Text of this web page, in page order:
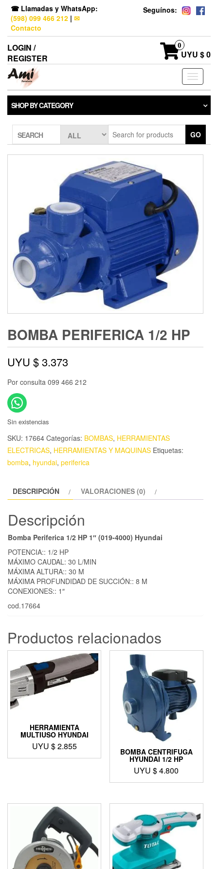
☎ Llamadas y WhatsApp:
(598) 099 466 212 | ✉
Contacto
Seguínos:
LOGIN /
REGISTER
0
UYU $ 0
Toggle
SHOP BY CATEGORY
SEARCH GO
BOMBA PERIFERICA 1/2 HP
UYU $3.373
Por consulta 099 466 212
Sin existencias
SKU: 17664 Categorías: BOMBAS, HERRAMIENTAS
ELECTRICAS, HERRAMIENTAS Y MAQUINAS Etiquetas:
bomba, hyundai, periferica
DESCRIPCIÓN VALORACIONES (0)
Descripción
Bomba Periferica 1/2 HP 1″ (019-4000) Hyundai
POTENCIA:: 1/2 HP
MÁXIMO CAUDAL: 30 L/MIN
MÁXIMA ALTURA:: 30 M
MÁXIMA PROFUNDIDAD DE SUCCIÓN:: 8 M
CONEXIONES:: 1″
cod.17664
Productos relacionados
HERRAMIENTA
MULTIUSO HYUNDAI
UYU $2.855
BOMBA CENTRIFUGA
HYUNDAI 1/2 HP
UYU $4.800